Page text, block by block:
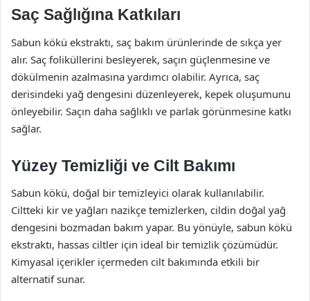
Saç Sağlığına Katkıları
Sabun kökü ekstraktı, saç bakım ürünlerinde de sıkça yer
alır. Saç foliküllerini besleyerek, saçın güçlenmesine ve
dökülmenin azalmasına yardımcı olabilir. Ayrıca, saç
derisindeki yağ dengesini düzenleyerek, kepek oluşumunu
önleyebilir. Saçın daha sağlıklı ve parlak görünmesine katkı
sağlar.
Yüzey Temizliği ve Cilt Bakımı
Sabun kökü, doğal bir temizleyici olarak kullanılabilir.
Ciltteki kir ve yağları nazikçe temizlerken, cildin doğal yağ
dengesini bozmadan bakım yapar. Bu yönüyle, sabun kökü
ekstraktı, hassas ciltler için ideal bir temizlik çözümüdür.
Kimyasal içerikler içermeden cilt bakımında etkili bir
alternatif sunar.